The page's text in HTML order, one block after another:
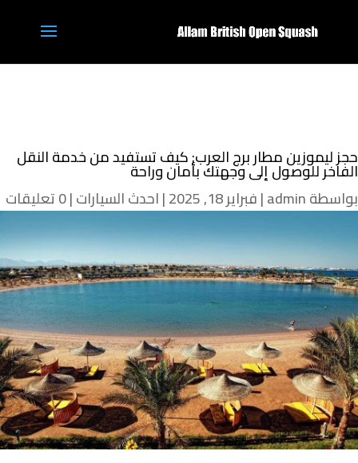
حجز ليموزين مطار برج العرب: كيف تستفيد من خدمة النقل
الفاخر للوصول إلى وجهتك بأمان وراحة
بواسطةadmin
|فبراير 18, 2025 |احدث السيارات|0 تعليقات